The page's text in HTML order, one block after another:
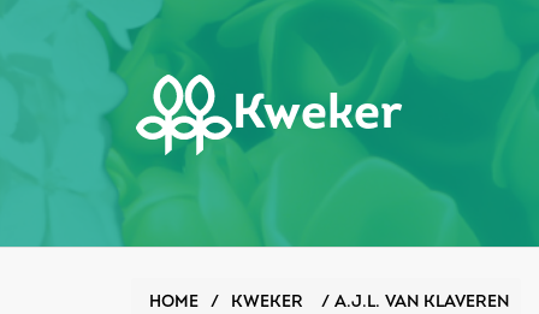
Kweker
HOME / KWEKER / A.J.L. VAN KLAVEREN